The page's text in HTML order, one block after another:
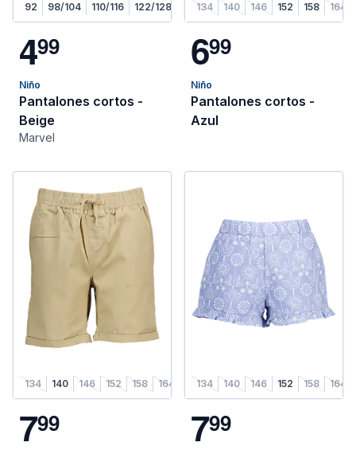
92 98/104 110/116 122/128 134/140
499
Niño
Pantalones cortos -
Beige
Marvel
134 140 146 152 158 164
699
Niño
Pantalones cortos -
Azul
134 140 146 152 158 164
799
134 140 146 152 158 164
799